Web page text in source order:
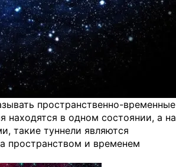
пространственно-временные
находятся в одном состоянии, а на
такие туннели являются
пространством и временем